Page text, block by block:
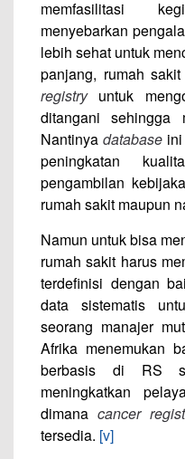
memfasilitasi
menyebarkan
lebih sehat untuk
panjang, rumah
registryuntuk
ditangani sehingga
Nantinya database
peningkatan
pengambilan
rumah sakit maupun
Namun untuk bisa
rumah sakit harus
terdefinisi dengan
data sistematis
seorang manajer
Afrika menemukan
berbasis di RS
meningkatkan
dimana cancer
tersedia. [v]